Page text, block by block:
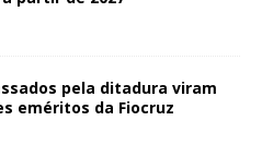
pela ditadura viram
eméritos da Fiocruz